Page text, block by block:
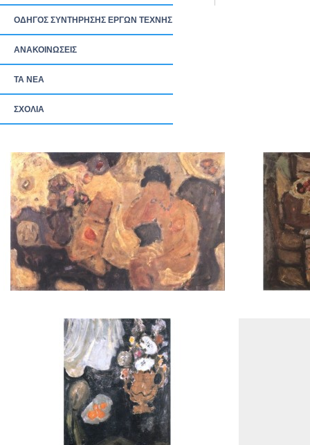
ΟΔΗΓΟΣ ΣΥΝΤΗΡΗΣΗΣ ΕΡΓΩΝ ΤΕΧΝΗΣ
ΑΝΑΚΟΙΝΩΣΕΙΣ
ΤΑ ΝEΑ
ΣΧΟΛΙΑ